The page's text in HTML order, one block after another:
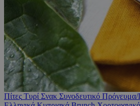
Πίτες Τυρί Σνακ Συνοδευτικό Πρόγευμα/